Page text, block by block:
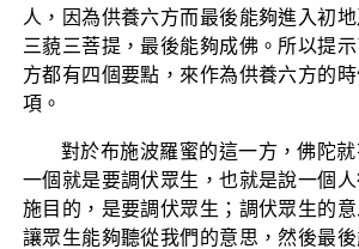
人，因為供養六方而最後能夠進入初
三藐三菩提，最後能夠成佛。所以提
方都有四個要點，來作為供養六方的
項。
對於布施波羅蜜的這一方，佛陀
一個就是要調伏眾生，也就是說一個
施目的，是要調伏眾生；調伏眾生的
讓眾生能夠聽從我們的意思，然後最